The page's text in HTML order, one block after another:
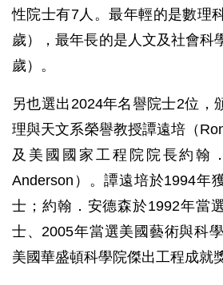
性院士有7人。最年輕的是數理
歲），最年長的是人文及社會科
歲）。
另也選出2024年名譽院士2位，
理與天文系榮譽教授譚遠培（
及美國國家工程院院長約翰
Anderson）。譚遠培於1994年
士；約翰．安德森於1992年當
士、2005年當選美國藝術與科
美國華盛頓科學院傑出工程成就